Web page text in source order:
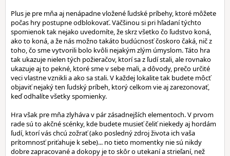
Plus je pre mňa aj nenápadne vložené ľudské príbehy, ktoré môžete
počas hry postupne odblokovať. Väčšinou si pri hľadaní týchto
spomienok tak nejako uvedomíte, že skrz všetko čo ľudstvo koná,
ako to koná, a že nás možno takáto budúcnosť čoskoro čaká, nič z
toho, čo sme vytvorili bolo kvôli nejakým zlým úmyslom. Táto hra
tak ukazuje nielen tých požieračov, ktorí sa z ľudí stali, ale rovnako
ukazuje aj to pekné, ktoré sme v sebe mali, a dôvody, prečo určité
veci vlastne vznikli a ako sa stali. V každej lokalite tak budete môcť
objaviť nejaký ten ľudský príbeh, ktorý celkom vie aj zarezonovať,
keď odhalíte všetky spomienky.
Hra však pre mňa zlyháva v pár zásadnejších elementoch. V prvom
rade sú to akčné scénky, kde budete musieť čeliť niekedy aj hordám
ľudí, ktorí vás chcú zožrať (ako posledný zdroj života ich vaša
prítomnosť priťahuje k sebe)... no tieto momentky nie sú nikdy
dobre zapracované a dokopy je to skôr o utekaní a strieľaní, než